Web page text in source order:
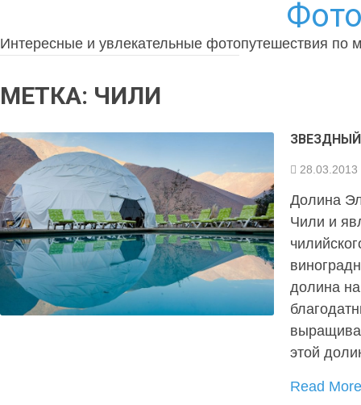
Интересные и увлекательные фотопутешествия по
МЕТКА: ЧИЛИ
28.03.2013
Долина
Чили и
долина
этой
Read